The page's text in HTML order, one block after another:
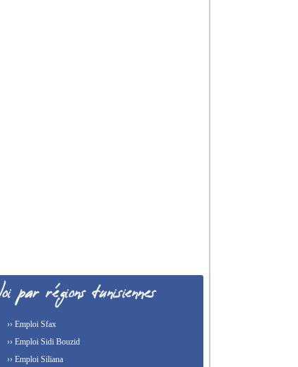
›› Emploi Sfax
›› Emploi Sidi Bouzid
›› Emploi Siliana